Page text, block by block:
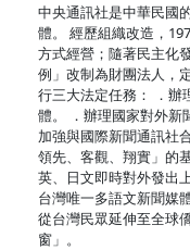
中央通訊社是中華民國
體。 經歷組織改造，
方式經營；隨著民主化
例」改制為財團法人，
行三大法定任務： ．辦
體。 ．辦理國家對外新
加強與國際新聞通訊社
領先、客觀、翔實」的
英、日文即時對外發出
台灣唯一多語文新聞媒
從台灣民眾延伸至全球
窗」。